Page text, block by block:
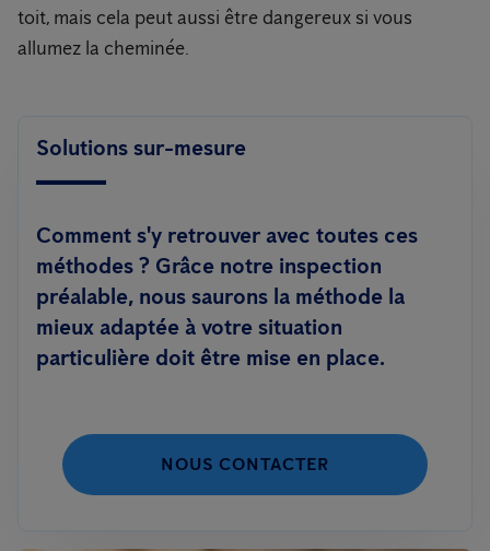
toit, mais cela peut aussi être dangereux si vous
allumez la cheminée.
Solutions sur-mesure
Comment s'y retrouver avec toutes ces
méthodes ? Grâce notre inspection
préalable, nous saurons la méthode la
mieux adaptée à votre situation
particulière doit être mise en place.
NOUS CONTACTER